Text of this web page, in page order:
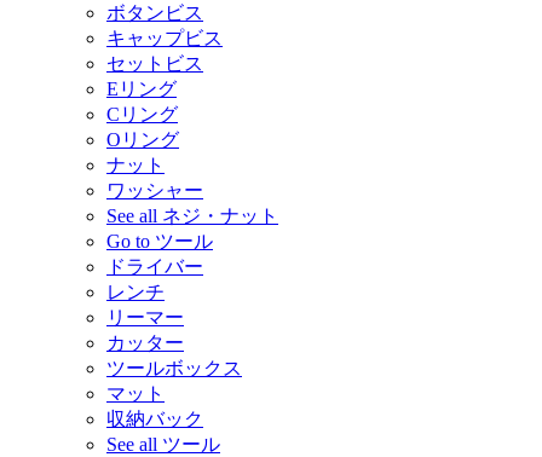
ボタンビス
キャップビス
セットビス
Eリング
Cリング
Oリング
ナット
ワッシャー
See all ネジ・ナット
Go to ツール
ドライバー
レンチ
リーマー
カッター
ツールボックス
マット
収納バック
See all ツール